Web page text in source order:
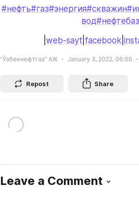
#нефть#газ#энергия#скважин
вод
web-sayt facebook
“Ўзбекнефтгаз” АЖ January 3, 2022, 06:00
Repost Share
Leave a Comment